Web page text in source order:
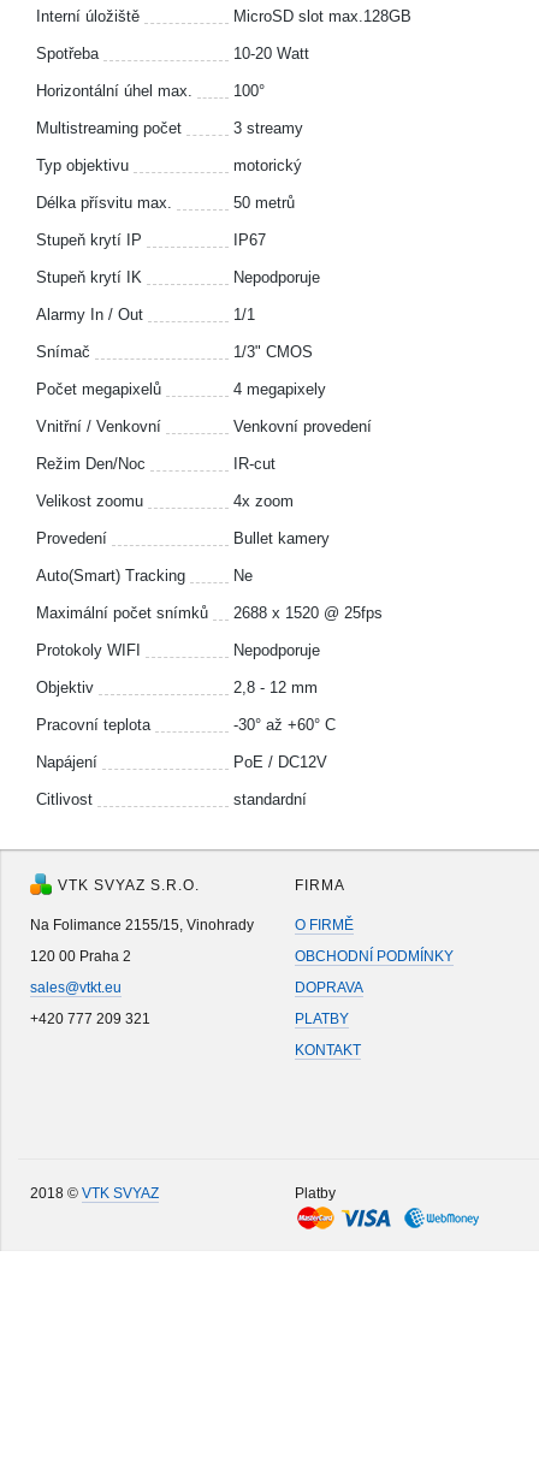
Interní úložiště MicroSD slot max.128GB
Spotřeba 10-20 Watt
Horizontální úhel max. 100°
Multistreaming počet 3 streamy
Typ objektivu motorický
Délka přísvitu max. 50 metrů
Stupeň krytí IP IP67
Stupeň krytí IK Nepodporuje
Alarmy In / Out 1/1
Snímač 1/3" CMOS
Počet megapixelů 4 megapixely
Vnitřní / Venkovní Venkovní provedení
Režim Den/Noc IR-cut
Velikost zoomu 4x zoom
Provedení Bullet kamery
Auto(Smart) Tracking Ne
Maximální počet snímků 2688 x 1520 @ 25fps
Protokoly WIFI Nepodporuje
Objektiv 2,8 - 12 mm
Pracovní teplota -30° až +60° C
Napájení PoE / DC12V
Citlivost standardní
VTK SVYAZ S.R.O.
Na Folimance 2155/15, Vinohrady
120 00 Praha 2
sales@vtkt.eu
+420 777 209 321
FIRMA
O FIRMĚ
OBCHODNÍ PODMÍNKY
DOPRAVA
PLATBY
KONTAKT
2018 © VTK SVYAZ Platby